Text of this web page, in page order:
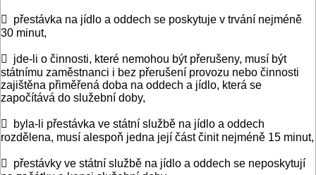
 přestávka na jídlo a oddech se poskytuje v trvání nejméně
30 minut,
 jde-li o činnosti, které nemohou být přerušeny, musí být
státnímu zaměstnanci i bez přerušení provozu nebo činnosti
zajištěna přiměřená doba na oddech a jídlo, která se
započítává do služební doby,
 byla-li přestávka ve státní službě na jídlo a oddech
rozdělena, musí alespoň jedna její část činit nejméně 15 minut,
 přestávky ve státní službě na jídlo a oddech se neposkytují